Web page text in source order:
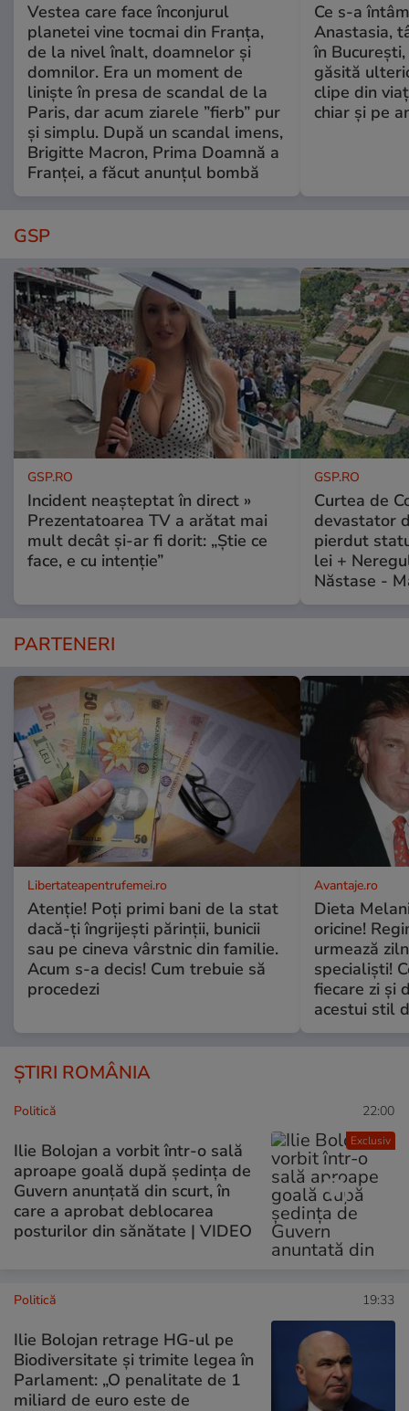
Vestea care face înconjurul
planetei vine tocmai din Franța,
de la nivel înalt, doamnelor și
domnilor. Era un moment de
liniște în presa de scandal de la
Paris, dar acum ziarele ”fierb” pur
și simplu. După un scandal imens,
Brigitte Macron, Prima Doamnă a
Franței, a făcut anunțul bombă
Ce s-a
Anastasia,
în
găsită
clipe din
chiar și pe
GSP
GSP.RO
Incident neașteptat în direct »
Prezentatoarea TV a arătat mai
mult decât și-ar fi dorit: „Știe ce
face, e cu intenție”
GSP.RO
Curtea de
devastator
pierdut
lei +
Năstase -
PARTENERI
Libertateapentrufemei.ro
Atenție! Poți primi bani de la stat
dacă-ți îngrijești părinții, bunicii
sau pe cineva vârstnic din familie.
Acum s-a decis! Cum trebuie să
procedezi
Avantaje.ro
Dieta
oricine!
urmează
specialiști!
fiecare zi și
acestui stil
ȘTIRI ROMÂNIA
Exclusiv
Politică 22:00
Ilie Bolojan a vorbit într-o sală
aproape goală după ședința de
Guvern anunțată din scurt, în
care a aprobat deblocarea
posturilor din sănătate | VIDEO
Politică 19:33
Ilie Bolojan retrage HG-ul pe
Biodiversitate și trimite legea în
Parlament: „O penalitate de 1
miliard de euro este de